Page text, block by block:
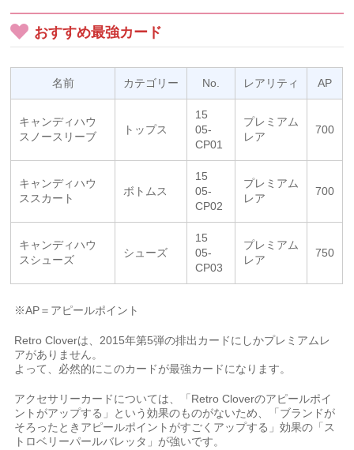
おすすめ最強カード
名前 カテゴリー No. レアリティ AP
キャンディハウ
スノースリーブ
トップス
15
05-
CP01
プレミアム
レア
700
キャンディハウ
ススカート
ボトムス
15
05-
CP02
プレミアム
レア
700
キャンディハウ
スシューズ
シューズ
15
05-
CP03
プレミアム
レア
750
※AP＝アピールポイント
Retro Cloverは、2015年第5弾の排出カードにしかプレミアムレ
アがありません。
よって、必然的にこのカードが最強カードになります。
アクセサリーカードについては、「Retro Cloverのアピールポイ
ントがアップする」という効果のものがないため、「ブランドが
そろったときアピールポイントがすごくアップする」効果の「ス
トロベリーパールバレッタ」が強いです。